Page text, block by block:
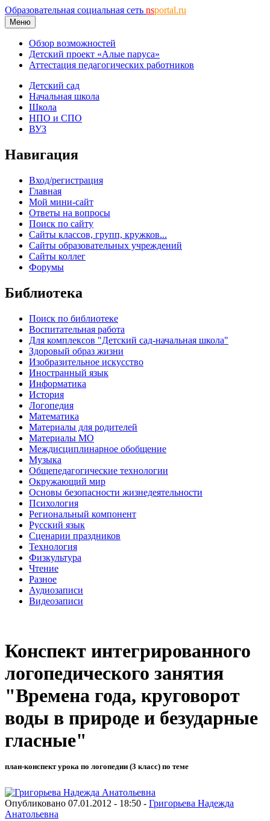
Образовательная социальная сеть nsportal.ru
Меню
Обзор возможностей
Детский проект «Алые паруса»
Аттестация педагогических работников
Детский сад
Начальная школа
Школа
НПО и СПО
ВУЗ
Навигация
Вход/регистрация
Главная
Мой мини-сайт
Ответы на вопросы
Поиск по сайту
Сайты классов, групп, кружков...
Сайты образовательных учреждений
Сайты коллег
Форумы
Библиотека
Поиск по библиотеке
Воспитательная работа
Для комплексов "Детский сад-начальная школа"
Здоровый образ жизни
Изобразительное искусство
Иностранный язык
Информатика
История
Логопедия
Математика
Материалы для родителей
Материалы МО
Междисциплинарное обобщение
Музыка
Общепедагогические технологии
Окружающий мир
Основы безопасности жизнедеятельности
Психология
Региональный компонент
Русский язык
Сценарии праздников
Технология
Физкультура
Чтение
Разное
Аудиозаписи
Видеозаписи
Конспект интегрированного
логопедического занятия
"Времена года, круговорот
воды в природе и безударные
гласные"
план-конспект урока по логопедии (3 класс) по теме
Опубликовано 07.01.2012 - 18:50 - Григорьева Надежда
Анатольевна